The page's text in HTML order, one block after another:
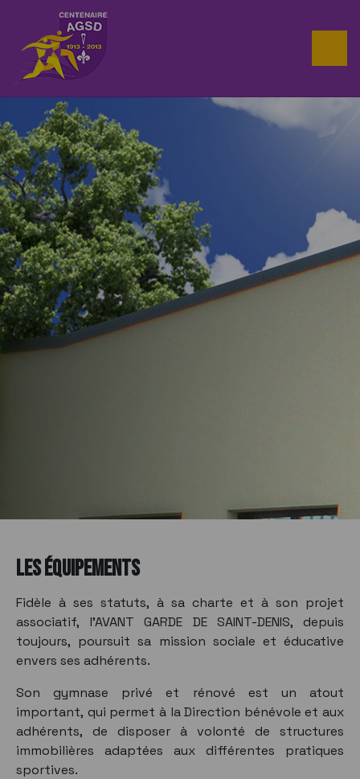
LES ÉQUIPEMENTS
Fidèle à ses statuts, à sa charte et à son projet
associatif, l’AVANT GARDE DE SAINT-DENIS, depuis
toujours, poursuit sa mission sociale et éducative
envers ses adhérents.
Son gymnase privé et rénové est un atout
important, qui permet à la Direction bénévole et aux
adhérents, de disposer à volonté de structures
immobilières adaptées aux différentes pratiques
sportives.